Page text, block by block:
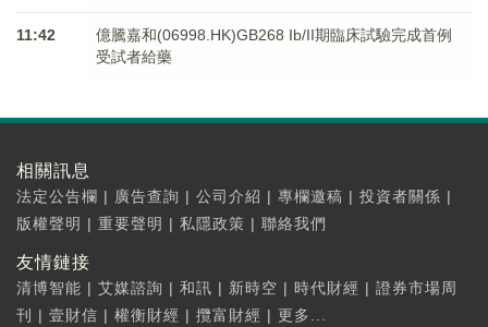
11:42
億騰嘉和(06998.HK)GB268 Ib/II期臨床試驗完成首例
受試者給藥
相關訊息
法定公告欄 | 廣告查詢 | 公司介紹 | 專欄邀稿 | 投資者關係 |
版權聲明 | 重要聲明 | 私隱政策 | 聯絡我們
友情鏈接
清博智能 | 艾媒諮詢 | 和訊 | 新時空 | 時代財經 | 證券市場周
刊
| 壹財信 | 權衡財經 | 攬富財經 | 更多...